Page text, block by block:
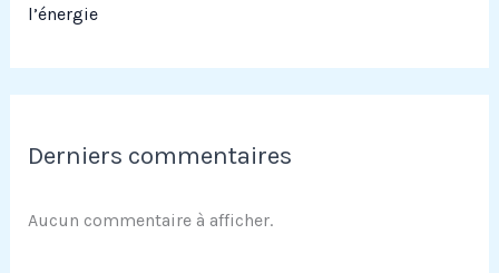
l’énergie
Derniers commentaires
Aucun commentaire à afficher.